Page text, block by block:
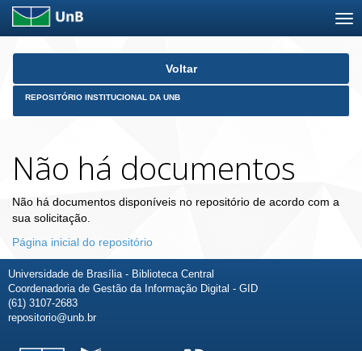
Skip
Voltar
REPOSITÓRIO INSTITUCIONAL DA UNB
Não há documentos
Não há documentos disponíveis no repositório de acordo com a
sua solicitação.
Página inicial do repositório
Universidade de Brasília - Biblioteca Central
Coordenadoria de Gestão da Informação Digital - GID
(61) 3107-2683
repositorio@unb.br